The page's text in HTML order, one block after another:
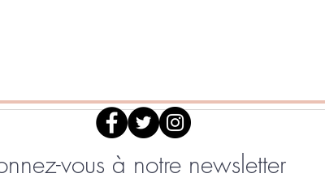
vous à notre newsletter